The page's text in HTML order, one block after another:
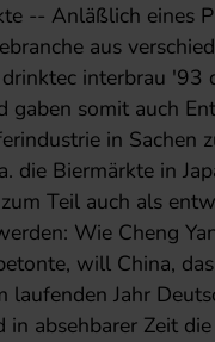
-- Anläßlich eines
aus
interbrau '93
gaben somit auch
in Sachen
die Biermärkte in
Teil auch als
Wie Cheng
will China,
laufenden Jahr
in absehbarer Zeit